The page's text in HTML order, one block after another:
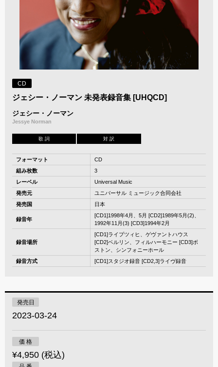
CD
ジェシー・ノーマン 未発表録音集 [UHQCD]
ジェシー・ノーマン
Jessye Norman
歌 詞 対 訳
フォーマット
CD
組み枚数
3
レーベル
Universal Music
発売元
ユニバーサル ミュージック合同会社
発売国
日本
録音年
[CD1]1998年4月、5月 [CD2]1989年5月(2)、
1992年11月(3) [CD3]1994年2月
録音場所
[CD1]ライプツィヒ、ゲヴァントハウス
[CD2]ベルリン、フィルハーモニー [CD3]ボ
ストン、シンフォニーホール
録音方式
[CD1]スタジオ録音 [CD2,3]ライヴ録音
発売日
2023-03-24
価 格
¥4,950 (税込)